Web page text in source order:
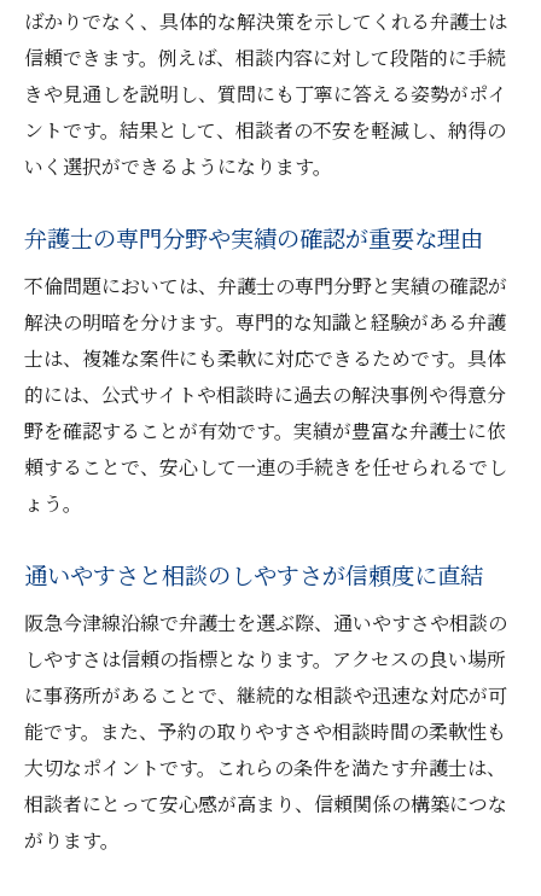
ばかりでなく、具体的な解決策を示してくれる弁護士は
信頼できます。例えば、相談内容に対して段階的に手続
きや見通しを説明し、質問にも丁寧に答える姿勢がポイ
ントです。結果として、相談者の不安を軽減し、納得の
いく選択ができるようになります。
弁護士の専門分野や実績の確認が重要な理由
不倫問題においては、弁護士の専門分野と実績の確認が
解決の明暗を分けます。専門的な知識と経験がある弁護
士は、複雑な案件にも柔軟に対応できるためです。具体
的には、公式サイトや相談時に過去の解決事例や得意分
野を確認することが有効です。実績が豊富な弁護士に依
頼することで、安心して一連の手続きを任せられるでし
ょう。
通いやすさと相談のしやすさが信頼度に直結
阪急今津線沿線で弁護士を選ぶ際、通いやすさや相談の
しやすさは信頼の指標となります。アクセスの良い場所
に事務所があることで、継続的な相談や迅速な対応が可
能です。また、予約の取りやすさや相談時間の柔軟性も
大切なポイントです。これらの条件を満たす弁護士は、
相談者にとって安心感が高まり、信頼関係の構築につな
がります。